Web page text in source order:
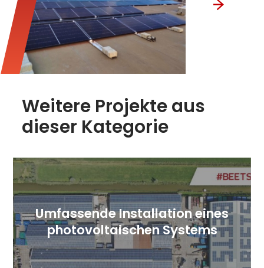
Weitere Projekte aus
dieser Kategorie
Umfassende Installation eines
photovoltaischen Systems